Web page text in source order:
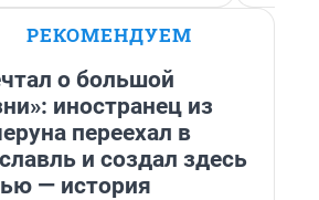
РЕКОМЕНДУЕМ
о большой
иностранец из
переехал в
и создал здесь
— история